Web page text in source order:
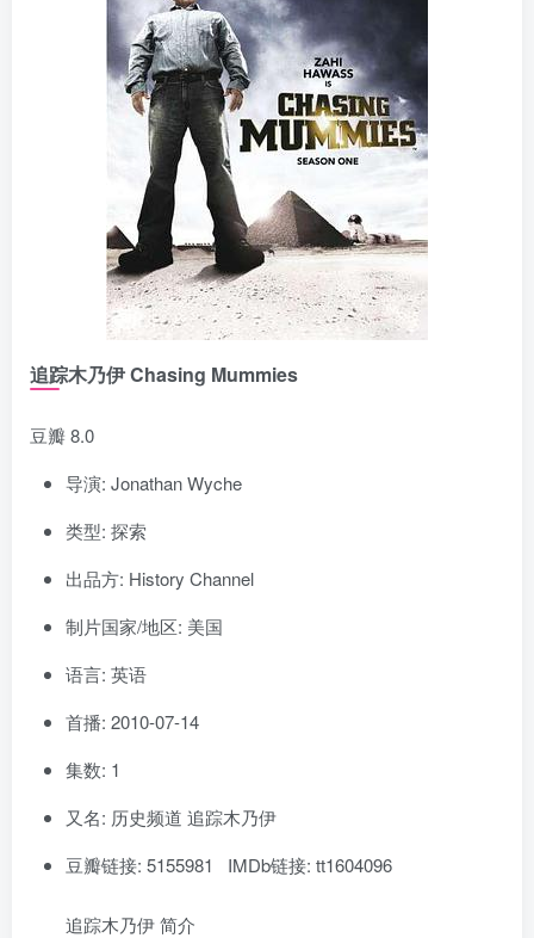
追踪木乃伊 Chasing Mummies
豆瓣 8.0
导演: Jonathan Wyche
类型: 探索
出品方: History Channel
制片国家/地区: 美国
语言: 英语
首播: 2010-07-14
集数: 1
又名: 历史频道 追踪木乃伊
豆瓣链接: 5155981 IMDb链接: tt1604096
追踪木乃伊 简介